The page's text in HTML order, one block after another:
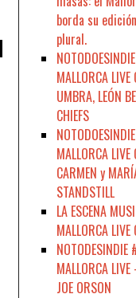
borda su
plural.
MALLORCA
UMBRA, LEÓN
CHIEFS
MALLORCA
CARMEN y
STANDSTILL
LA ESCENA
MALLORCA
MALLORCA
JOE ORSON